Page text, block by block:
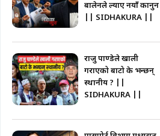
बालेनले ल्याए नयाँ कानुन
|| SIDHAKURA ||
राजु पाण्डेले खाली
गराएको बाटो के भन्छन्
स्थानीय ? ||
SIDHAKURA ||